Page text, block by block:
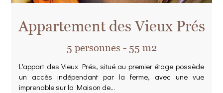
Appartement des Vieux Prés
5 personnes - 55 m2
L'appart des Vieux Prés, situé au premier étage possède
un accès indépendant par la ferme, avec une vue
imprenable sur la Maison de...